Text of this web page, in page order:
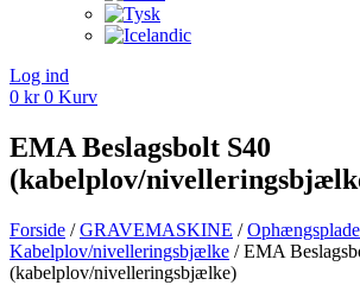
Log ind
0 kr 0 Kurv
EMA Beslagsbolt S40
(kabelplov/
Forside /GRAVEMASKINE /
Kabelplov/nivelleringsbjælke / EMA
(kabelplov/nivelleringsbjælke)